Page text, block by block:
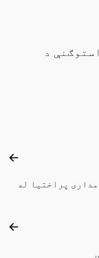
د
د
پراختیا له